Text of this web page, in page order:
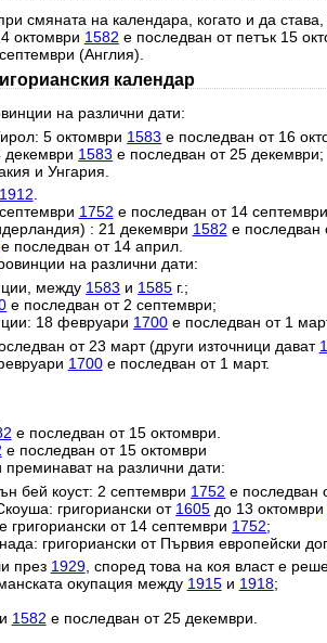
смяната на календара, когато и да
октомври 1582 е последван от петък 15
(Англия).
календар
на различни дати:
5 октомври 1583 е последван от 16
1583 е последван от 25 декември;
и Унгария.
1912.
1752 е последван от 14
: 21 декември 1582 е последван
последван от 14 април.
на различни дати:
между 1583 и 1585 г.;
е последван от 2 септември;
18 февруари 1700 е последван от 1
от 23 март (други източници дават
1700е последван от 1 март.
е последван от 15 октомври.
е последван от 15 октомври
преминават на различни дати:
бей коуст: 2 септември 1752 е последван
григориански от 1605 до 13 октомври
григориански от 14 септември 1752;
григориански от Първия европейски
през 1929, според това на коя власт е
окупация между 1915и 1918;
1582 е последван от 25 декември.